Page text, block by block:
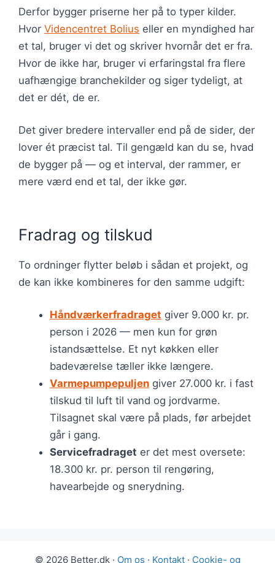
Derfor bygger priserne her på to typer kilder.
Hvor Videncentret Bolius eller en myndighed har
et tal, bruger vi det og skriver hvornår det er fra.
Hvor de ikke har, bruger vi erfaringstal fra flere
uafhængige branchekilder og siger tydeligt, at
det er dét, de er.
Det giver bredere intervaller end på de sider, der
lover ét præcist tal. Til gengæld kan du se, hvad
de bygger på — og et interval, der rammer, er
mere værd end et tal, der ikke gør.
Fradrag og tilskud
To ordninger flytter beløb i sådan et projekt, og
de kan ikke kombineres for den samme udgift:
Håndværkerfradraget giver 9.000 kr. pr.
person i 2026 — men kun for grøn
istandsættelse. Et nyt køkken eller
badeværelse tæller ikke længere.
Varmepumpepuljen giver 27.000 kr. i fast
tilskud til luft til vand og jordvarme.
Tilsagnet skal være på plads, før arbejdet
går i gang.
Servicefradraget er det mest oversete:
18.300 kr. pr. person til rengøring,
havearbejde og snerydning.
© 2026 Better.dk · Om os · Kontakt· Cookie- og